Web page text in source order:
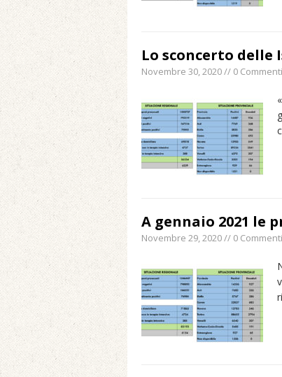
Lo sconcerto
Novembre 30, 2020 // 0 Commenti
A gennaio 2021 le
Novembre 29, 2020 // 0 Commenti